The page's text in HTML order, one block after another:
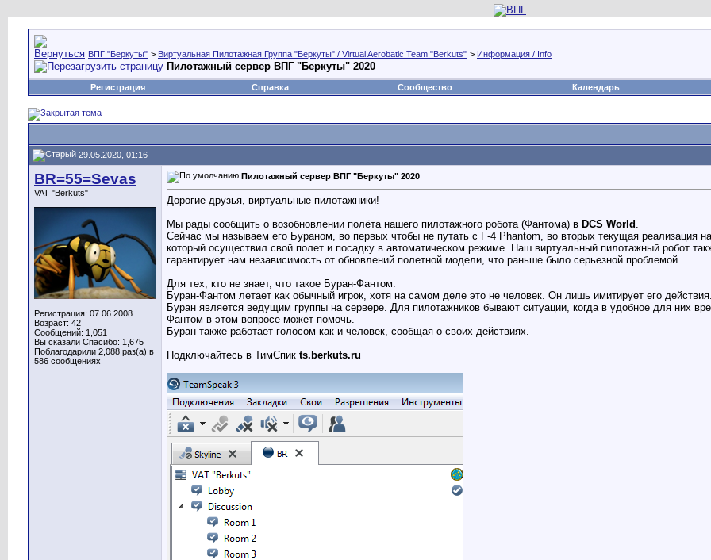
ВПГ "Беркуты" > Виртуальная Пилотажная Группа "Беркуты" / Virtual Aerobatic Team "Berkuts" > Информация / Info
Пилотажный сервер ВПГ "Беркуты" 2020
Регистрация Справка Сообщество Календарь
29.05.2020, 01:16
BR=55=Sevas
VAT "Berkuts"
Регистрация: 07.06.2008
Возраст: 42
Сообщений: 1,051
Вы сказали Спасибо: 1,675
Поблагодарили 2,088 раз(а) в
586 сообщениях
Пилотажный сервер ВПГ "Беркуты" 2020
Дорогие друзья, виртуальные пилотажники!
Мы рады сообщить о возобновлении полёта нашего пилотажного робота (Фантома) в DCS World .
Сейчас мы называем его Бураном, во первых чтобы не путать с F-4 Phantom, во вторых текущая реализация
который осуществил свой полет и посадку в автоматическом режиме. Наш виртуальный пилотажный робот
гарантирует нам независимость от обновлений полетной модели, что раньше было серьезной проблемой.
Для тех, кто не знает, что такое Буран-Фантом.
Буран-Фантом летает как обычный игрок, хотя на самом деле это не человек. Он лишь имитирует его
Буран является ведущим группы на сервере. Для пилотажников бывают ситуации, когда в удобное для них
Фантом в этом вопросе может помочь.
Буран также работает голосом как и человек, сообщая о своих действиях.
Подключайтесь в ТимСпик ts.berkuts.ru